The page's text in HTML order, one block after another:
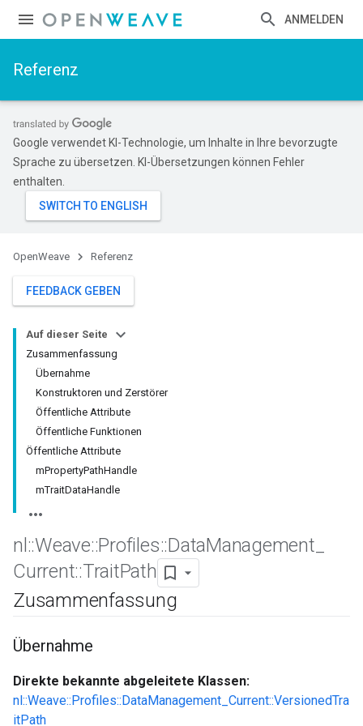
ANMELDEN
Referenz
Google verwendet KI-Technologie, um Inhalte in Ihre bevorzugte
Sprache zu übersetzen. KI-Übersetzungen können Fehler
enthalten.
OpenWeave Referenz
FEEDBACK GEBEN
Auf dieser Seite
Zusammenfassung
Übernahme
Konstruktoren und Zerstörer
Öffentliche Attribute
Öffentliche Funktionen
Öffentliche Attribute
mPropertyPathHandle
mTraitDataHandle
nl ::Weave::Profiles::DataManagement
Current::TraitPath
Zusammenfassung
Übernahme
Direkte bekannte abgeleitete Klassen:
nl::Weave::Profiles::DataManagement_Current::VersionedTra
itPath